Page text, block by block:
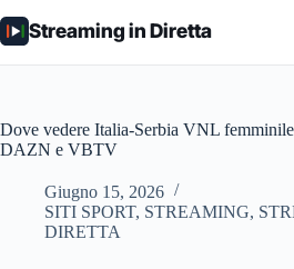
al
contenuto
Streaming in Diretta
Dove vedere Italia-Serbia VNL
DAZN e VBTV
Giugno 15, 2026
SITI SPORT, STREAMING,
DIRETTA